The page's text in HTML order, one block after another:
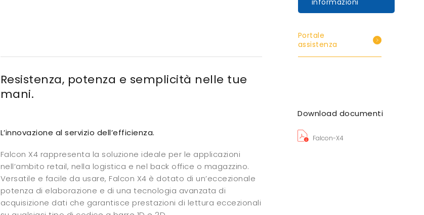
informazioni
Portale
assistenza
Resistenza, potenza e semplicità nelle tue
mani.
L’innovazione al servizio dell’efficienza.
Falcon X4 rappresenta la soluzione ideale per le applicazioni
nell’ambito retail, nella logistica e nel back office o magazzino.
Versatile e facile da usare, Falcon X4 è dotato di un’eccezionale
potenza di elaborazione e di una tecnologia avanzata di
acquisizione dati che garantisce prestazioni di lettura eccezionali
Download documenti
Falcon-X4